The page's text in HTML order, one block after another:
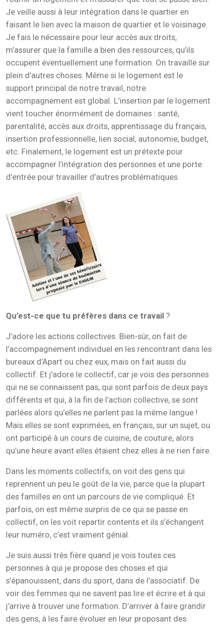
Je veille aussi à leur intégration dans le quartier en
faisant le lien avec la maison de quartier et le voisinage.
Je fais le nécessaire pour leur accès aux droits,
m’assurer que la famille a bien des ressources, qu’ils
occupent éventuellement une formation. On travaille sur
plein d’autres choses. Même si le logement est le
support principal de notre travail, notre
accompagnement est global. L’insertion par le logement
vient toucher énormément de domaines : santé,
parentalité, accès aux droits, apprentissage du français,
insertion professionnelle, lien social, autonomie, budget,
etc. Finalement, le logement est un prétexte pour
accompagner l’intégration des personnes et une porte
d’entrée pour travailler d’autres problématiques.
Qu’est-ce que tu préfères dans ce travail ?
J’adore les actions collectives. Bien-sûr, on fait de
l’accompagnement individuel en les rencontrant dans les
bureaux d’Apart ou chez eux, mais on fait aussi du
collectif. Et j’adore le collectif, car je vois des personnes
qui ne se connaissent pas, qui sont parfois de deux pays
différents et qui, à la fin de l’action collective, se sont
parlées alors qu’elles ne parlent pas la même langue !
Mais elles se sont exprimées, en français, sur un sujet, ou
ont participé à un cours de cuisine, de couture, alors
qu’une heure avant elles étaient chez elles à ne rien faire.
Dans les moments collectifs, on voit des gens qui
reprennent un peu le goût de la vie, parce que la plupart
des familles en ont un parcours de vie compliqué. Et
parfois, on est même surpris de ce qui se passe en
collectif, on les voit repartir contents et ils s’échangent
leur numéro, c’est vraiment génial.
Je suis aussi très fière quand je vois toutes ces
personnes à qui je propose des choses et qui
s’épanouissent, dans du sport, dans de l’associatif. De
voir des femmes qui ne savent pas lire et écrire et à qui
j’arrive à trouver une formation. D’arriver à faire grandir
des gens, à les faire évoluer en leur proposant des